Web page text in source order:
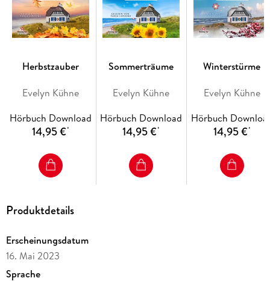
Willkommen im Hotel Godewind in Ahrenshoop, auf dem
Darß. Teil 2 der neuen Reihe von Bestseller-Autorin Evelyn
Kühne.
Herbstzauber
Evelyn Kühne
Hörbuch Download
14,95 €*
Sommerträume
Evelyn Kühne
Hörbuch Download
14,95 €*
Winterstürme
Evelyn Kühne
Hörbuch
14,95 €*
Produktdetails
Erscheinungsdatum
16. Mai 2023
Sprache